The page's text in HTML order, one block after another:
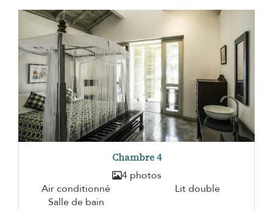
Chambre 4
4 photos
Air conditionné
Lit double
Salle de bain